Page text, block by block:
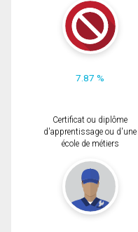
7.87 %
Certificat ou diplôme
d'apprentissage ou d'une
école de métiers